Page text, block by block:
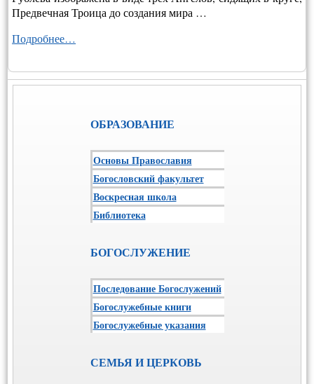
Предвечная Троица до создания мира …
Подробнее…
ОБРАЗОВАНИЕ
Основы Православия
Богословский факультет
Воскресная школа
Библиотека
БОГОСЛУЖЕНИЕ
Последование Богослужений
Богослужебные книги
Богослужебные указания
СЕМЬЯ И ЦЕРКОВЬ